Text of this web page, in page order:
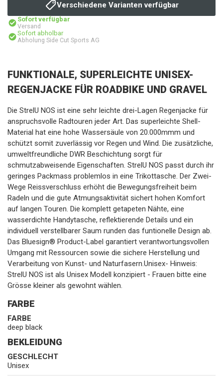
Verschiedene Varianten verfügbar
Sofort verfügbar
Versand
Sofort abholbar
Abholung Side Cut Sports AG
FUNKTIONALE, SUPERLEICHTE UNISEX-
REGENJACKE FÜR ROADBIKE UND GRAVEL
Die StrelU NOS ist eine sehr leichte drei-Lagen Regenjacke für
anspruchsvolle Radtouren jeder Art. Das superleichte Shell-
Material hat eine hohe Wassersäule von 20.000mmm und
schützt somit zuverlässig vor Regen und Wind. Die zusätzliche,
umweltfreundliche DWR Beschichtung sorgt für
schmutzabweisende Eigenschaften. StrelU NOS passt durch ihr
geringes Packmass problemlos in eine Trikottasche. Der Zwei-
Wege Reissverschluss erhöht die Bewegungsfreiheit beim
Radeln und die gute Atmungsaktivität sichert hohen Komfort
auf langen Touren. Die komplett getapeten Nähte, eine
wasserdichte Handytasche, reflektierende Details und ein
individuell verstellbarer Saum runden das funtionelle Design ab.
Das Bluesign® Product-Label garantiert verantwortungsvollen
Umgang mit Ressourcen sowie die sichere Herstellung und
Verarbeitung von Kunst- und Naturfasern.Unisex- Hinweis:
StrelU NOS ist als Unisex Modell konzipiert - Frauen bitte eine
Grösse kleiner als gewohnt wählen.
FARBE
FARBE
deep black
BEKLEIDUNG
GESCHLECHT
Unisex